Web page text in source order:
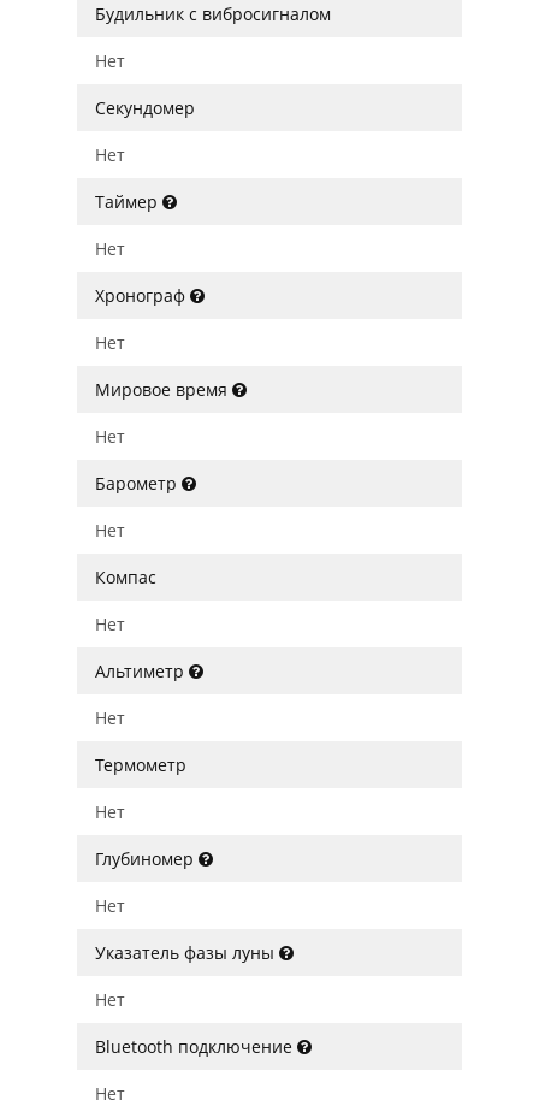
Будильник с вибросигналом
Нет
Секундомер
Нет
Таймер
Нет
Хронограф
Нет
Мировое время
Нет
Барометр
Нет
Компас
Нет
Альтиметр
Нет
Термометр
Нет
Глубиномер
Нет
Указатель фазы луны
Нет
Bluetooth подключение
Нет